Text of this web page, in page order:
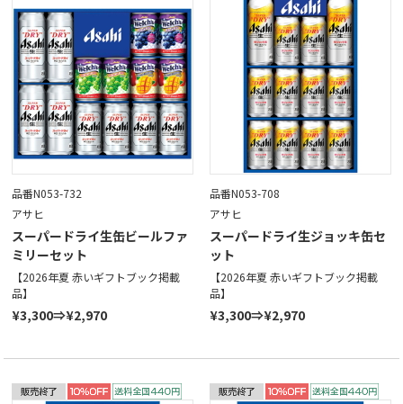
品番N053-732
アサヒ
スーパードライ生缶ビールファ
ミリーセット
【2026年夏 赤いギフトブック掲載
品】
¥3,300⇒¥2,970
品番N053-708
アサヒ
スーパードライ生ジョッキ缶セ
ット
【2026年夏 赤いギフトブック掲載
品】
¥3,300⇒¥2,970